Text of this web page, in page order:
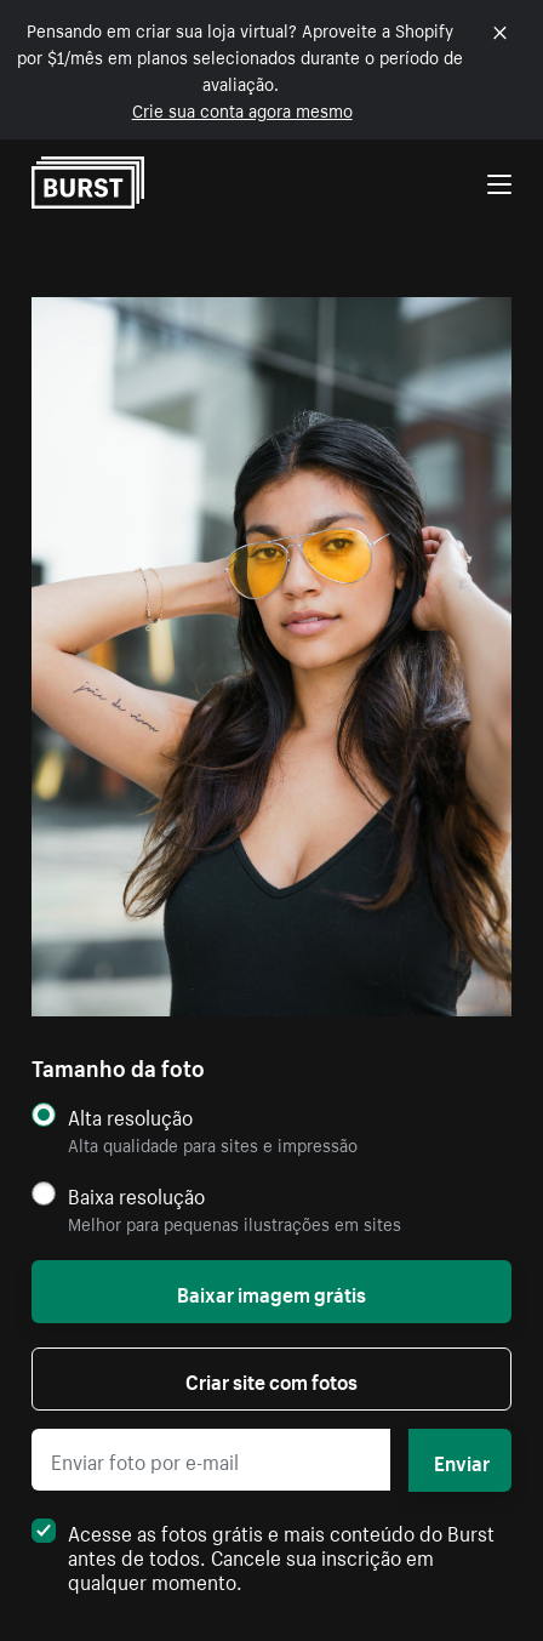
Pensando em criar sua loja virtual? Aproveite a Shopify
por $1/mês em planos selecionados durante o período de
avaliação.
Crie sua conta agora mesmo
Pular para o conteúdo
Tamanho da foto
Alta resolução
Alta qualidade para sites e impressão
Baixa resolução
Melhor para pequenas ilustrações em sites
Baixar imagem grátis
Criar site com fotos
Enviar
Acesse as fotos grátis e mais conteúdo do Burst
antes de todos. Cancele sua inscrição em
qualquer momento.